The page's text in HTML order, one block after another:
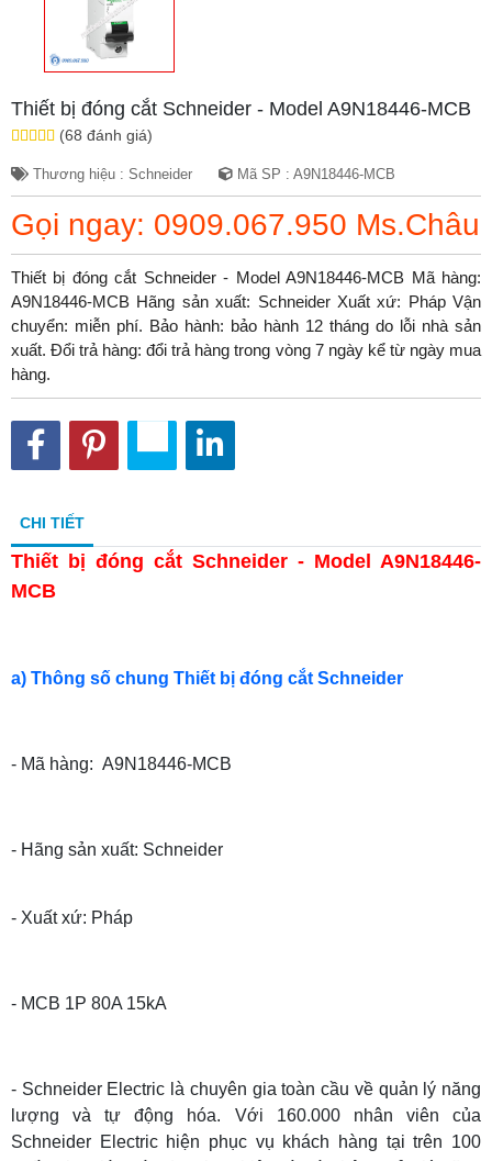
Thiết bị đóng cắt Schneider - Model A9N18446-MCB
(68 đánh giá)
Thương hiệu : Schneider Mã SP : A9N18446-MCB
Gọi ngay: 0909.067.950 Ms.Châu
Thiết bị đóng cắt Schneider - Model A9N18446-MCB Mã hàng:
A9N18446-MCB Hãng sản xuất: Schneider Xuất xứ: Pháp Vận
chuyển: miễn phí. Bảo hành: bảo hành 12 tháng do lỗi nhà sản
xuất. Đổi trả hàng: đổi trả hàng trong vòng 7 ngày kể từ ngày mua
hàng.
CHI TIẾT
Thiết bị đóng cắt Schneider - Model A9N18446-
MCB
a) Thông số chung Thiết bị đóng cắt Schneider
- Mã hàng: A9N18446-MCB
- Hãng sản xuất: Schneider
- Xuất xứ: Pháp
- MCB 1P 80A 15kA
- Schneider Electric là chuyên gia toàn cầu về quản lý năng
lượng và tự động hóa. Với 160.000 nhân viên của
Schneider Electric hiện phục vụ khách hàng tại trên 100